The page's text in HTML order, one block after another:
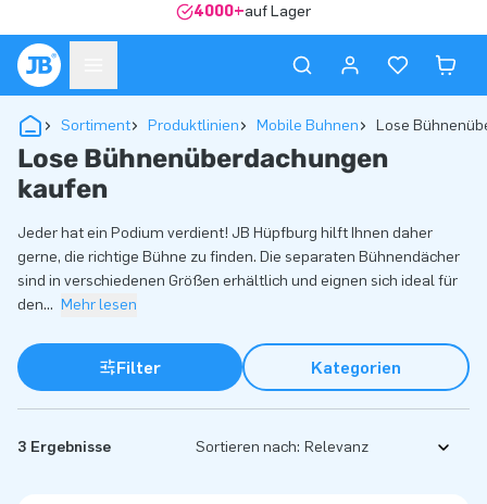
4000+auf Lager
Sortiment Produktlinien Mobile Buhnen Lose
Lose Bühnenüberdachungen
kaufen
Jeder hat ein Podium verdient! JB Hüpfburg hilft Ihnen daher
gerne, die richtige Bühne zu finden. Die separaten Bühnendächer
sind in verschiedenen Größen erhältlich und eignen sich ideal für
den... Mehr lesen
Filter Kategorien
3 Ergebnisse Sortieren nach: